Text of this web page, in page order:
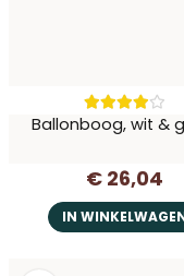
Ballonboog, wit &
€ 26,04
IN